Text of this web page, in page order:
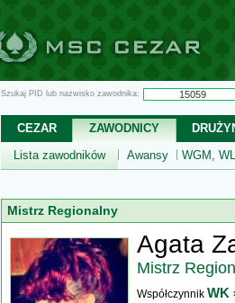
Szukaj PID lub nazwisko zawodnika:
CEZAR ZAWODNICY
Lista zawodników
Awansy WGM,
Mistrz Regionalny
Agata
Mistrz
Współczynnik WK